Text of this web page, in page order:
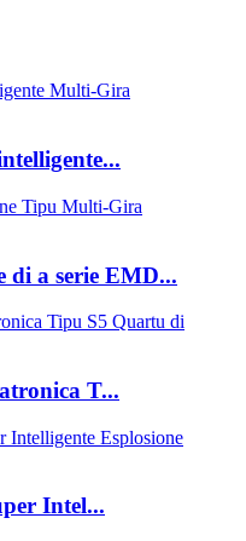
di a serie EMD...
T...
Intel...